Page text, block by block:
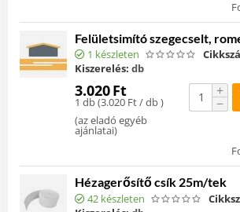
Felületsimító szegecselt,
1 készleten
Kiszerelés: db
3.020Ft
1 db (3.020 Ft/ db )
(az eladó egyéb
ajánlatai)
+
−
Hézagerősítő csík 25m/tek
42 készleten